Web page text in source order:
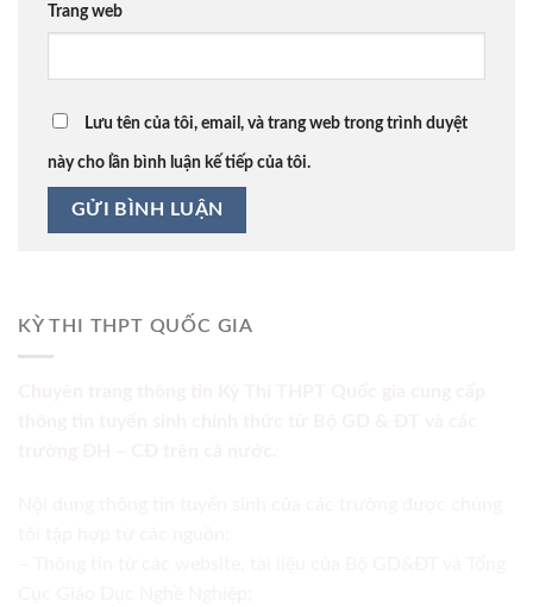
Trang web
Lưu tên của tôi, email, và trang web trong trình duyệt
này cho lần bình luận kế tiếp của tôi.
KỲ THI THPT QUỐC GIA